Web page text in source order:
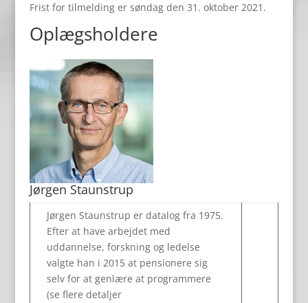
Frist for tilmelding er søndag den 31. oktober 2021.
Oplægsholdere
Jørgen Staunstrup
Jørgen Staunstrup er datalog fra 1975.
Efter at have arbejdet med
uddannelse, forskning og ledelse
valgte han i 2015 at pensionere sig
selv for at genlære at programmere
(se flere detaljer